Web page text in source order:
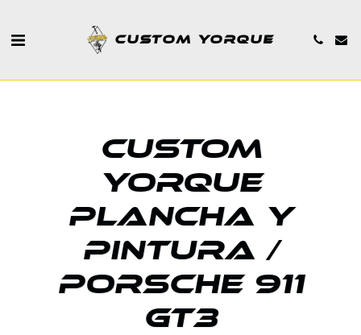
CUSTOM YORQUE
CUSTOM
YORQUE
PLANCHA Y
PINTURA /
PORSCHE 911
GT3